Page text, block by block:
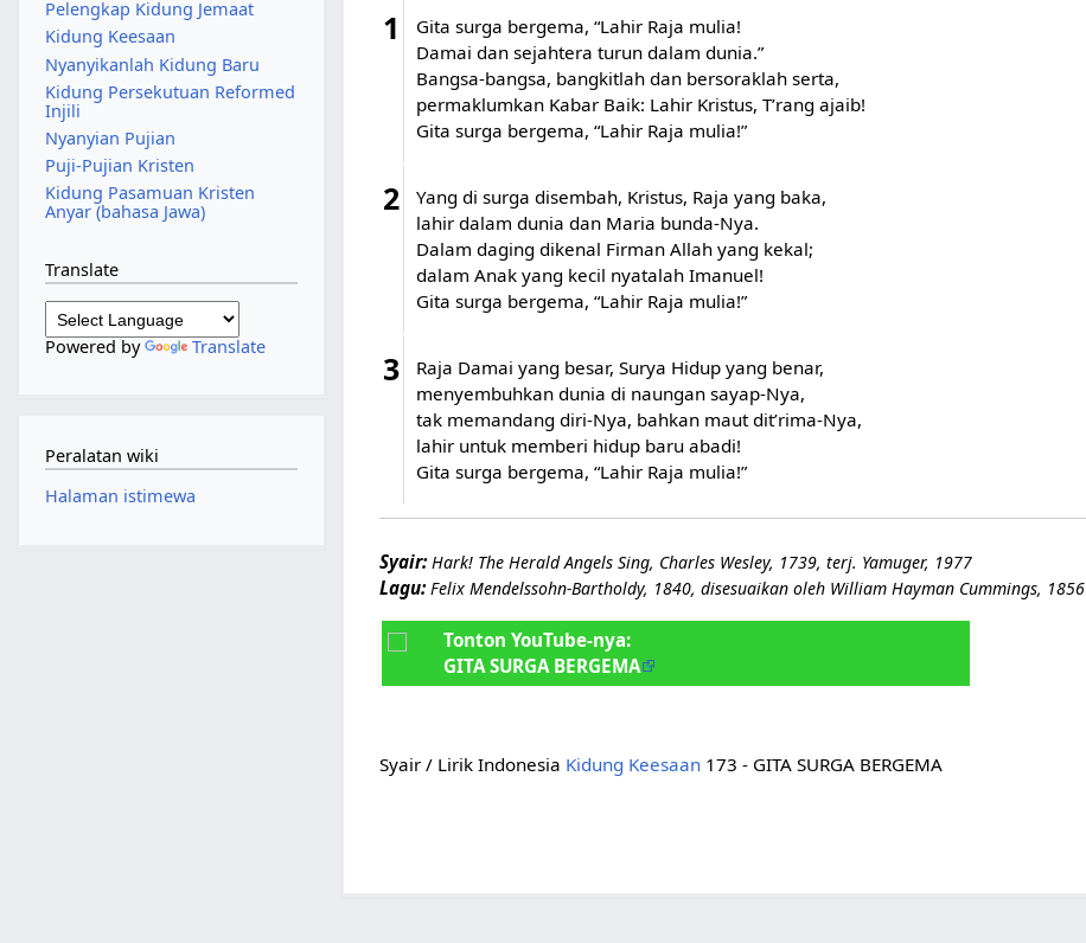
1
Gita surga bergema, “Lahir Raja mulia!
Damai dan sejahtera turun dalam dunia.”
Bangsa-bangsa, bangkitlah dan bersoraklah serta,
permaklumkan Kabar Baik: Lahir Kristus, T’rang ajaib!
Gita surga bergema, “Lahir Raja mulia!”
2
Yang di surga disembah, Kristus, Raja yang baka,
lahir dalam dunia dan Maria bunda-Nya.
Dalam daging dikenal Firman Allah yang kekal;
dalam Anak yang kecil nyatalah Imanuel!
Gita surga bergema, “Lahir Raja mulia!”
3
Raja Damai yang besar, Surya Hidup yang benar,
menyembuhkan dunia di naungan sayap-Nya,
tak memandang diri-Nya, bahkan maut dit’rima-Nya,
lahir untuk memberi hidup baru abadi!
Gita surga bergema, “Lahir Raja mulia!”
Syair: Hark! The Herald Angels Sing, Charles Wesley, 1739, terj. Yamuger, 1977
Lagu: Felix Mendelssohn-Bartholdy, 1840, disesuaikan oleh William Hayman Cummings, 1856
Tonton YouTube-nya:
GITA SURGA BERGEMA
Syair / Lirik Indonesia Kidung Keesaan 173 - GITA SURGA BERGEMA
Pelengkap Kidung Jemaat
Kidung Keesaan
Nyanyikanlah Kidung Baru
Kidung Persekutuan Reformed
Injili
Nyanyian Pujian
Puji-Pujian Kristen
Kidung Pasamuan Kristen
Anyar (bahasa Jawa)
Translate
Powered by Translate
Peralatan wiki
Halaman istimewa